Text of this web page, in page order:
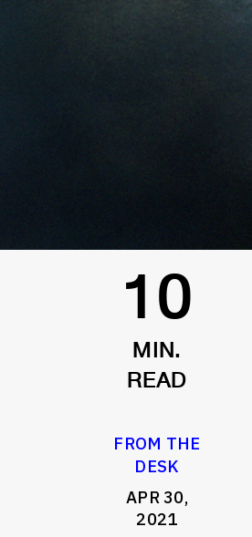
10
MIN.
READ
FROM THE
DESK
APR 30,
2021